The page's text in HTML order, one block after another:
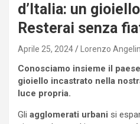
d’Italia: un
Resterai senza
Aprile 25, 2024 Lorenzo
Conosciamo insieme il
gioiello incastrato nella
luce propria.
Gli agglomerati urbani si